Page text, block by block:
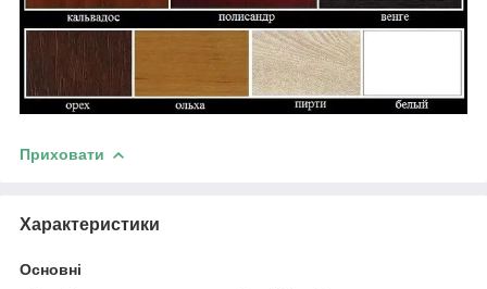
Приховати
Характеристики
Основні